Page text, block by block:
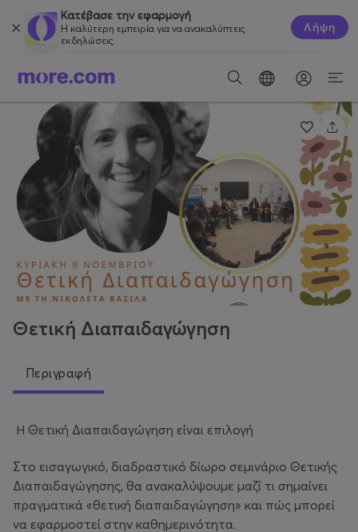
Κατέβασε την εφαρμογή
Η καλύτερη εμπειρία για να ανακαλύπτεις
εκδηλώσεις.
Λήψη
Θετική Διαπαιδαγώγηση
Περιγραφή
Η Θετική Διαπαιδαγώγηση είναι επιλογή
Στο εισαγωγικό, διαδραστικό δίωρο σεμινάριο Θετικής
Διαπαιδαγώγησης, θα ανακαλύψουμε μαζί τι σημαίνει
πραγματικά «θετική διαπαιδαγώγηση» και πώς μπορεί
να εφαρμοστεί στην καθημερινότητα.